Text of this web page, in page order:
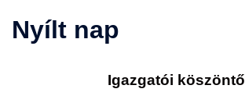
Nyílt nap
Igazgatói köszöntő